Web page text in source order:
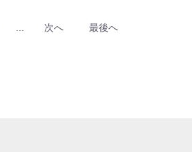
次へ 最後へ